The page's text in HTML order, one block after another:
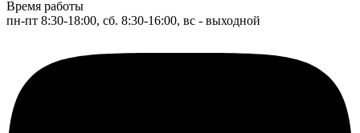
Время работы
пн-пт 8:30-18:00, сб. 8:30-16:00, вс - выходной